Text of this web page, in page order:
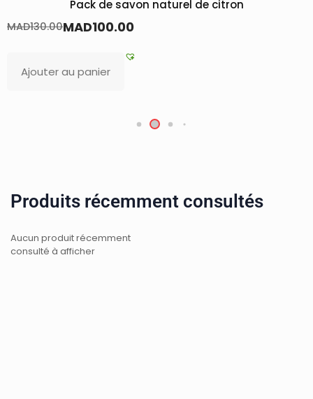
Savon Glycérine de Mandarin pour
MAD
Produits récemment consultés
Aucun produit récemment
consulté à afficher